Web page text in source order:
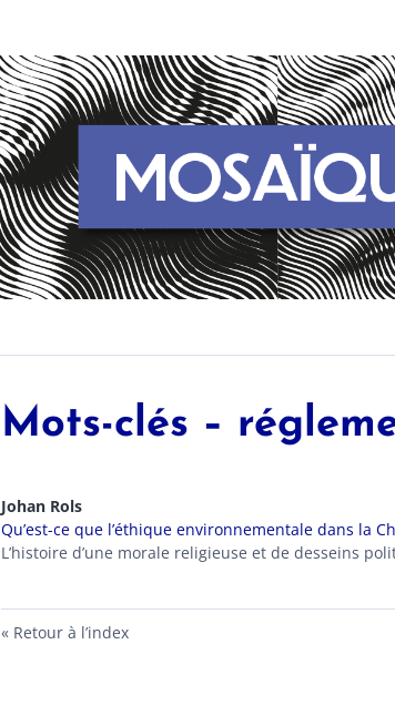
Mots-clés –
Johan Rols
Qu’est-ce que l’éthique environnementale dans la
L’histoire d’une morale religieuse et de desseins
Retour à l’index